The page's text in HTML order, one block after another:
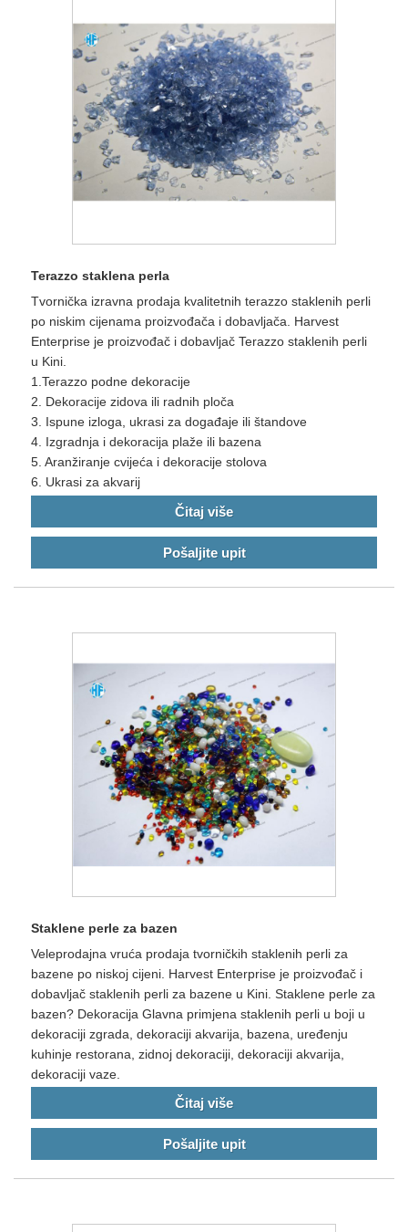
Terazzo staklena perla
Tvornička izravna prodaja kvalitetnih terazzo staklenih perli
po niskim cijenama proizvođača i dobavljača. Harvest
Enterprise je proizvođač i dobavljač Terazzo staklenih perli
u Kini.
1.Terazzo podne dekoracije
2. Dekoracije zidova ili radnih ploča
3. Ispune izloga, ukrasi za događaje ili štandove
4. Izgradnja i dekoracija plaže ili bazena
5. Aranžiranje cvijeća i dekoracije stolova
6. Ukrasi za akvarij
Čitaj više
Pošaljite upit
Staklene perle za bazen
Veleprodajna vruća prodaja tvorničkih staklenih perli za
bazene po niskoj cijeni. Harvest Enterprise je proizvođač i
dobavljač staklenih perli za bazene u Kini. Staklene perle za
bazen? Dekoracija Glavna primjena staklenih perli u boji u
dekoraciji zgrada, dekoraciji akvarija, bazena, uređenju
kuhinje restorana, zidnoj dekoraciji, dekoraciji akvarija,
dekoraciji vaze.
Čitaj više
Pošaljite upit